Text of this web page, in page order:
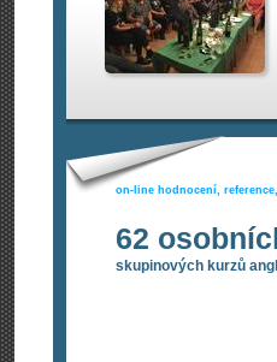
on-line hodnocení,
62
skupinových kurzů